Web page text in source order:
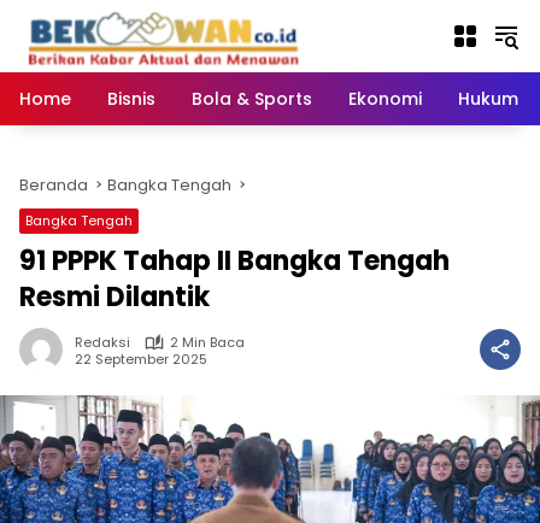
konten
Home
Bisnis Bola & Sports Ekonomi Hukum
Beranda Bangka Tengah
Bangka Tengah
‎91 PPPK Tahap II Bangka Tengah
Resmi Dilantik ‎
Redaksi
2 Min Baca
22 September 2025